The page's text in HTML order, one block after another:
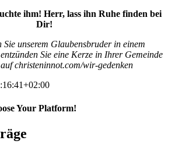
ihm! Herr, lass ihn Ruhe finden bei
Dir!
Sie unserem Glaubensbruder in einem
Sie eine Kerze in Ihrer Gemeinde
christeninnot.com/wir-gedenken
Your Platform!